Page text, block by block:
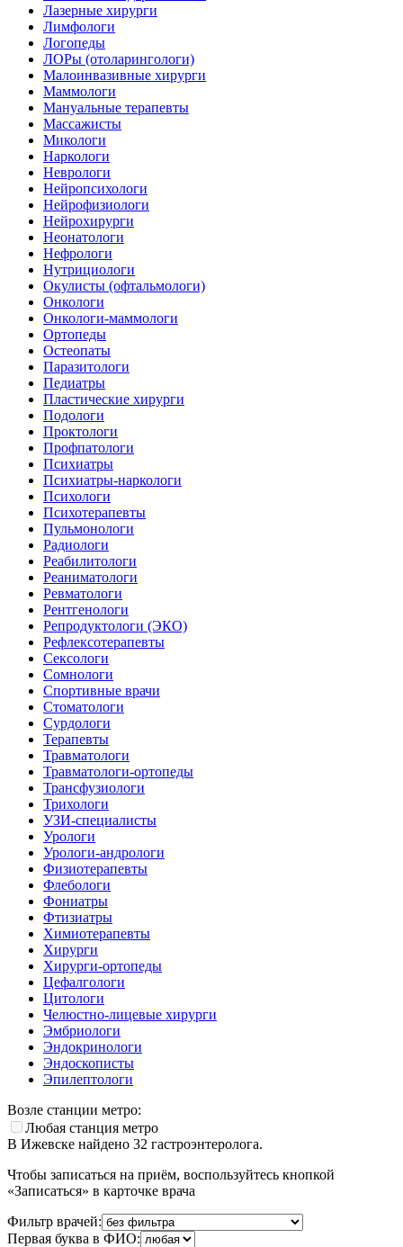
Лазерные хирурги
Лимфологи
Логопеды
ЛОРы (отоларингологи)
Малоинвазивные хирурги
Маммологи
Мануальные терапевты
Массажисты
Микологи
Наркологи
Неврологи
Нейропсихологи
Нейрофизиологи
Нейрохирурги
Неонатологи
Нефрологи
Нутрициологи
Окулисты (офтальмологи)
Онкологи
Онкологи-маммологи
Ортопеды
Остеопаты
Паразитологи
Педиатры
Пластические хирурги
Подологи
Проктологи
Профпатологи
Психиатры
Психиатры-наркологи
Психологи
Психотерапевты
Пульмонологи
Радиологи
Реабилитологи
Реаниматологи
Ревматологи
Рентгенологи
Репродуктологи (ЭКО)
Рефлексотерапевты
Сексологи
Сомнологи
Спортивные врачи
Стоматологи
Сурдологи
Терапевты
Травматологи
Травматологи-ортопеды
Трансфузиологи
Трихологи
УЗИ-специалисты
Урологи
Урологи-андрологи
Физиотерапевты
Флебологи
Фониатры
Фтизиатры
Химиотерапевты
Хирурги
Хирурги-ортопеды
Цефалгологи
Цитологи
Челюстно-лицевые хирурги
Эмбриологи
Эндокринологи
Эндоскописты
Эпилептологи
Возле станции метро:
Любая станция метро
В Ижевске найдено 32 гастроэнтеролога.
Чтобы записаться на приём, воспользуйтесь кнопкой
«Записаться» в карточке врача
Фильтр врачей:
Первая буква в ФИО: